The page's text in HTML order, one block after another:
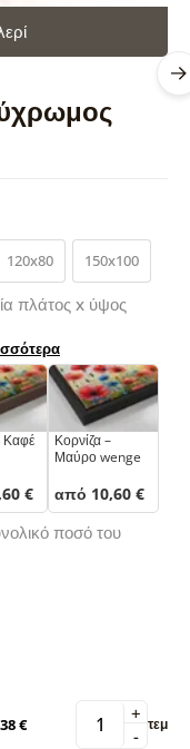
120x80 150x100
πλάτος x ύψος
Καφέ
€
Κορνίζα –
Μαύρο wenge
από 10,60 €
ποσό του
€ -
+ τεμ